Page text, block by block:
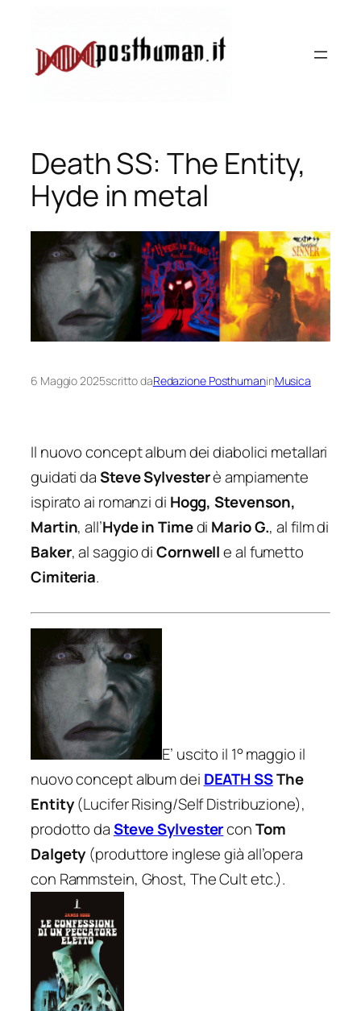
contenuto
Death SS: The Entity,
Hyde in metal
6 Maggio 2025scritto daRedazione PosthumaninMusica
Il nuovo concept album dei diabolici metallari
guidati daSteve Sylvesterè ampiamente
ispirato ai romanzi di Hogg, Stevenson,
Martin, all’Hyde in Timedi Mario G., al film di
Baker, al saggio diCornwelle al fumetto
Cimiteria.
E’ uscito il 1° maggio il
nuovo concept album dei DEATH SSThe
Entity (Lucifer Rising/Self Distribuzione),
prodotto daSteve SylvesterconTom
Dalgety (produttore inglese già all’opera
con Rammstein, Ghost, The Cult etc.).